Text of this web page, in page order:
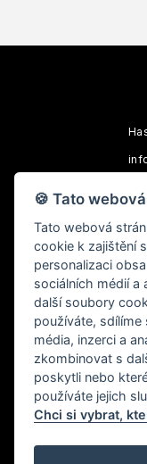
Specializujeme se
Webové stránky
Skin
🍪 Tato
Tato webová
cookie k zajištění
personalizaci
sociálních médií a
další soubory
používáte,
média, inzerci a
zkombinovat s
poskytli nebo
používáte jejich
Chci si vybrat,